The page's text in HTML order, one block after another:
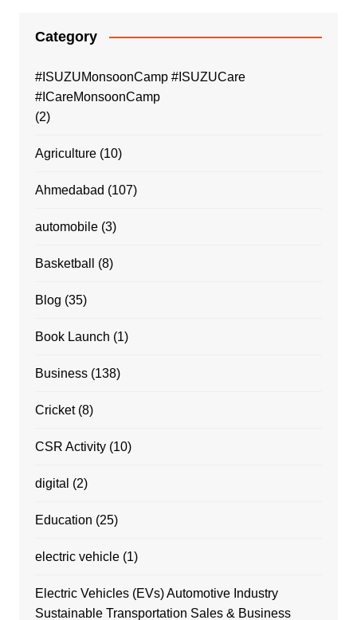
Category
#ISUZUMonsoonCamp #ISUZUCare
#ICareMonsoonCamp
(2)
Agriculture(10)
Ahmedabad (107)
automobile(3)
Basketball (8)
Blog (35)
Book Launch (1)
Business(138)
Cricket(8)
CSR Activity(10)
digital (2)
Education (25)
electric vehicle(1)
Electric Vehicles (EVs) Automotive Industry
Sustainable Transportation Sales & Business